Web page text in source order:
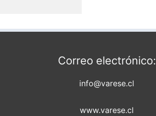
Correo electrónico:
info@varese.cl
www.varese.cl